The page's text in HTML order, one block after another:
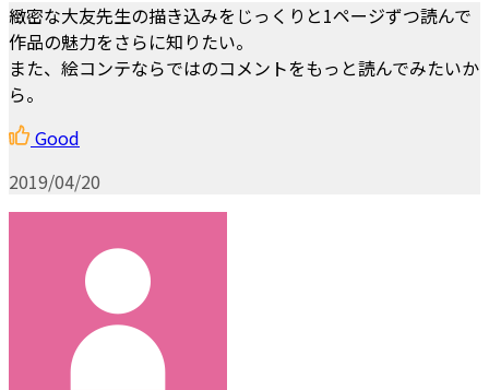
緻密な大友先生の描き込みをじっくりと1ページずつ読んで
作品の魅力をさらに知りたい。
また、絵コンテならではのコメントをもっと読んでみたいか
ら。
Good
2019/04/20